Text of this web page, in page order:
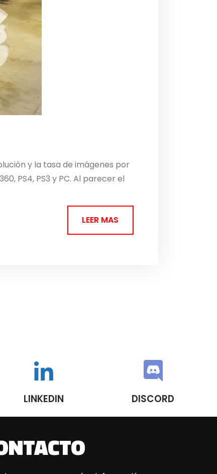
y la tasa de imágenes por
PS4, PS3 y PC. Al parecer el
LEER MAS
LINKEDIN DISCORD